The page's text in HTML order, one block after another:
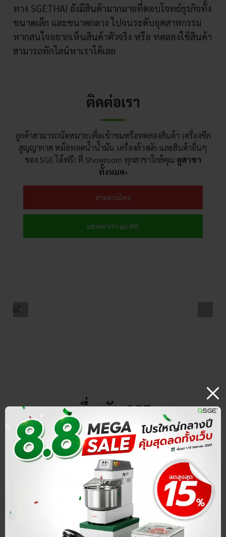
ทาง SGETHAI ยังมีสินค้ามากมายที่ตอบโจทย์ธุรกิจทั้ง
ขนาดเล็ก และขนาดกลาง ไปจนระดับอุตสาหกรรม
หากสนใจอยากเห็นสินค้าตัวจริง หรือ ทดลองใช้สินค้า
สามารถทักไลน์หาเราได้เลย
ติดต่อเรา
ลูกค้าสามารถนัดหมายเพื่อเข้าชมหรือทดลองสินค้า เครื่องซีล
สูญญากาศ หม้อทอดน้ำน้ำมัน เครื่องล้างผัก และสินค้าอื่นๆ
ของ SGE ได้ฟรี! ที่ Showroom ทุกสาขาใกล้คุณ ดูสาขา
ทั้งหมด›
สายด่วนโทร
แชทหาเรา @LINE
เกี่ยวกับ SGE